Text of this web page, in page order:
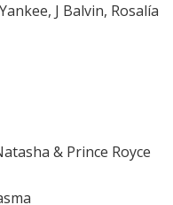
J Balvin, Rosalía
& Prince Royce